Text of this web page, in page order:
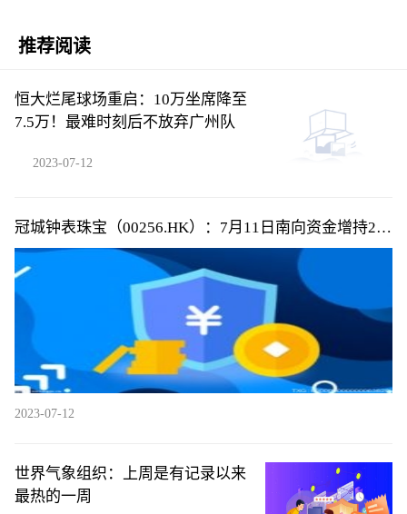
推荐阅读
恒大烂尾球场重启：10万坐席降至
7.5万！最难时刻后不放弃广州队
2023-07-12
冠城钟表珠宝（00256.HK）：7月11日南向资金增持2.4
万股
2023-07-12
世界气象组织：上周是有记录以来
最热的一周